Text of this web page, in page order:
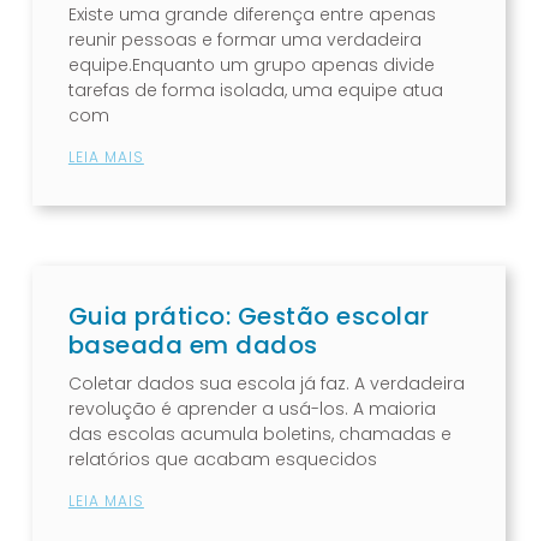
Existe uma grande diferença entre apenas
reunir pessoas e formar uma verdadeira
equipe.Enquanto um grupo apenas divide
tarefas de forma isolada, uma equipe atua
com
LEIA MAIS
Guia prático: Gestão escolar
baseada em dados
Coletar dados sua escola já faz. A verdadeira
revolução é aprender a usá-los. A maioria
das escolas acumula boletins, chamadas e
relatórios que acabam esquecidos
LEIA MAIS